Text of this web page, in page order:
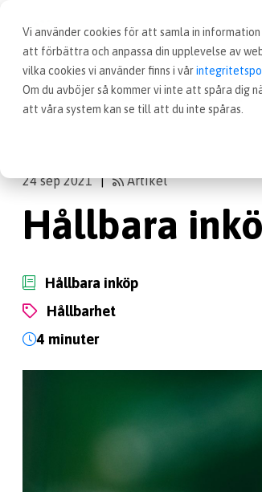
Vi använder cookies för att samla in
att förbättra och anpassa din upplevelse av
vilka cookies vi använder finns i vår
Om du avböjer så kommer vi inte att spåra dig
att våra system kan se till att du inte spåras.
Artiklar Hållbara inköp, vad är det?
24 sep 2021 | Artikel
Hållbara
Hållbara inköp
Hållbarhet
4 minuter